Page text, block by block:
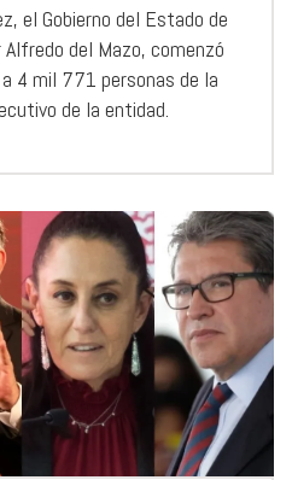
el Gobierno del Estado de
del Mazo, comenzó
4 mil 771 personas de la
de la entidad.